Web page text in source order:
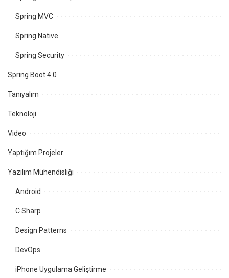
Spring MVC
Spring Native
Spring Security
Spring Boot 4.0
Tanıyalım
Teknoloji
Video
Yaptığım Projeler
Yazılım Mühendisliği
Android
C Sharp
Design Patterns
DevOps
iPhone Uygulama Geliştirme